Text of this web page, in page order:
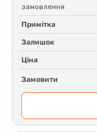
замовлення
Примітка
Залишок
Ціна
Замовити